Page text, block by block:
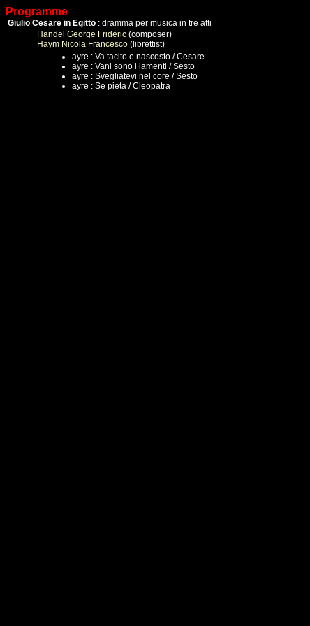
Programme
Giulio Cesare in Egitto : dramma per musica in tre atti
Handel George Frideric (composer)
Haym Nicola Francesco (librettist)
ayre : Va tacito e nascosto / Cesare
ayre : Vani sono i lamenti / Sesto
ayre : Svegliatevi nel core / Sesto
ayre : Se pietà / Cleopatra